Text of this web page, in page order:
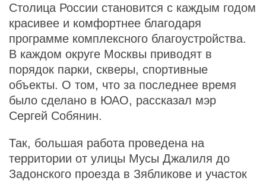
Столица России становится с каждым годом
красивее и комфортнее благодаря
программе комплексного благоустройства.
В каждом округе Москвы приводят в
порядок парки, скверы, спортивные
объекты. О том, что за последнее время
было сделано в ЮАО, рассказал мэр
Сергей Собянин.
Так, большая работа проведена на
территории от улицы Мусы Джалиля до
Задонского проезда в Зябликове и участок